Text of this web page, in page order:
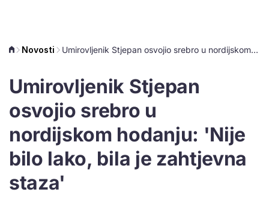
Novosti Umirovljenik Stjepan osvojio srebro u nordijskom hodanju: 'Nije bilo lako, bila je zahtjevna staza'
Umirovljenik Stjepan
osvojio srebro u
nordijskom hodanju: 'Nije
bilo lako, bila je zahtjevna
staza'